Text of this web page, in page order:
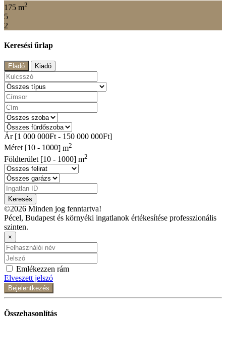
175 m2
5
2
Keresési űrlap
Eladó Kiadó
Ár [1 000 000Ft - 150 000 000Ft]
Méret [10 - 1000] m2
Földterület [10 - 1000] m2
Keresés
©2026 Minden jog fenntartva!
Pécel, Budapest és környéki ingatlanok értékesítése professzionális
szinten.
×
Emlékezzen rám
Elveszett jelszó
Bejelentkezés
Összehasonlítás